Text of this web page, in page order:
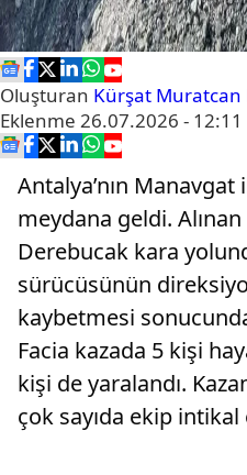
Oluşturan Kürşat Muratcan
Eklenme 26.07.2026 - 12:11
Antalya’nın Manavgat
meydana geldi.
Derebucak kara
sürücüsünün
kaybetmesi
Facia kazada 5 kişi
kişi de yaralandı.
çok sayıda ekip intikal